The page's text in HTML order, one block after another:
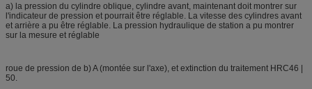
a) la pression du cylindre oblique, cylindre avant, maintenant doit montrer sur
l'indicateur de pression et pourrait être réglable. La vitesse des cylindres avant
et arrière a pu être réglable. La pression hydraulique de station a pu montrer
sur la mesure et réglable
roue de pression de b) A (montée sur l'axe), et extinction du traitement HRC46 |
50.